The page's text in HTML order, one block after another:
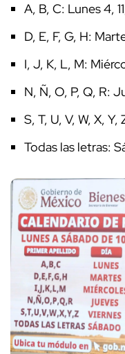
A, B, C: Lunes 4,
D, E, F, G, H:
I, J, K, L, M:
N, Ñ, O, P, Q, R:
S, T, U, V, W, X,
Todas las letras: